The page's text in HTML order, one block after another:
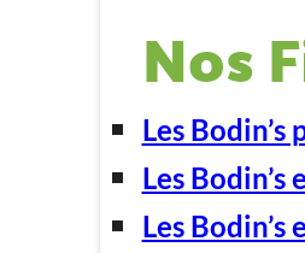
Nos
Les
Les
Les Bodin’s